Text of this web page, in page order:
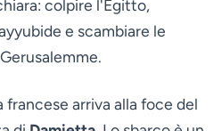
colpire l'Egitto,
e scambiare le
francese arriva alla foce del